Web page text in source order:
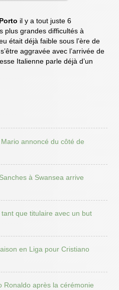
Portoil y a tout juste 6
plus grandes difficultés à
était déjà faible sous l’ère de
aggravée avec l’arrivée de
Italienne parle déjà d’un
annoncé du côté de
à Swansea arrive
que titulaire avec un but
en Liga pour Cristiano
Ronaldo après la cérémonie